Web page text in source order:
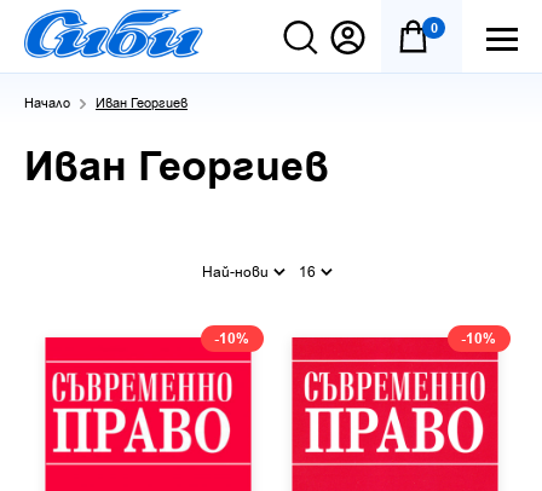
0
Начало Иван Георгиев
Иван Георгиев
Най-нови 16
-10% -10%